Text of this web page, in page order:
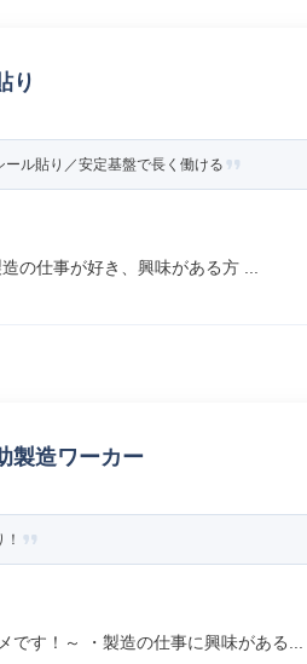
り
ール貼り／安定基盤で長く働ける
の仕事が好き、興味がある方 ...
製造ワーカー
す！～ ・製造の仕事に興味がある...